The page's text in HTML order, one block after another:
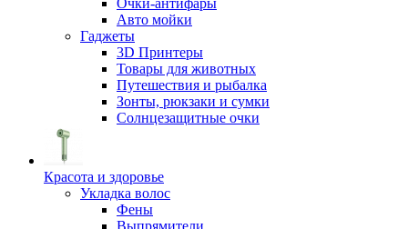
Очки-антифары
Авто мойки
Гаджеты
3D Принтеры
Товары для животных
Путешествия и рыбалка
Зонты, рюкзаки и сумки
Солнцезащитные очки
Красота и здоровье
Укладка волос
Фены
Выпрямители